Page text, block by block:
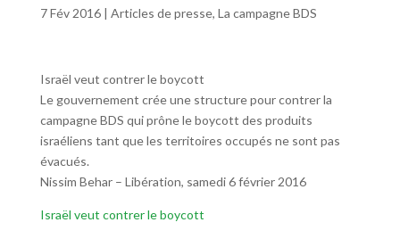
7 Fév 2016| Articles de presse, La campagne BDS
Israël veut contrer le boycott
Le gouvernement crée une structure pour contrer la
campagne BDS qui prône le boycott des produits
israéliens tant que les territoires occupés ne sont pas
évacués.
Nissim Behar – Libération, samedi 6 février 2016
Israël veut contrer le boycott